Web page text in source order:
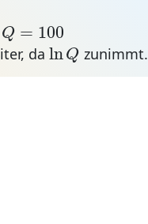
Q = 100
Q 100
da ln Q
lnQ zunimmt.